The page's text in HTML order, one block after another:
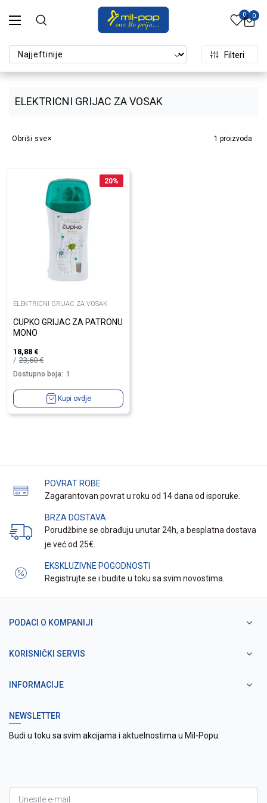
0 0
ELEKTRICNI GRIJAC ZA VOSAK
Filteri
1 proizvoda
Obriši sve
20%
ELEKTRICNI GRIJAC ZA VOSAK
CUPKO GRIJAC ZA PATRONU
MONO
18,88 €
23,60€
Dostupno boja: 1
Kupi ovdje
POVRAT ROBE
Zagarantovan povrat u roku od 14 dana od isporuke.
BRZA DOSTAVA
Porudžbine se obrađuju unutar 24h, a besplatna dostava
je već od 25€.
EKSKLUZIVNE POGODNOSTI
Registrujte se i budite u toku sa svim novostima.
PODACI O KOMPANIJI
KORISNIČKI SERVIS
INFORMACIJE
NEWSLETTER
Budi u toku sa svim akcijama i aktuelnostima u Mil-Popu.